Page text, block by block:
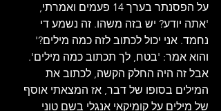
על הפסנתר בערך 14 פעמים ואמרתי,
'אתה יודע? יש בזה משהו. זה נשמע די
נחמד. אני יכול לכתוב לזה כמה מילים?'
והוא אמר: 'בטח, לך תכתוב כמה מילים'.
אבל זה היה החלק הקשה, לכתוב את
המילים בסופו של דבר, אז המצאתי אוסף
של מילים על קומיקאי אנגלי בשם טוני